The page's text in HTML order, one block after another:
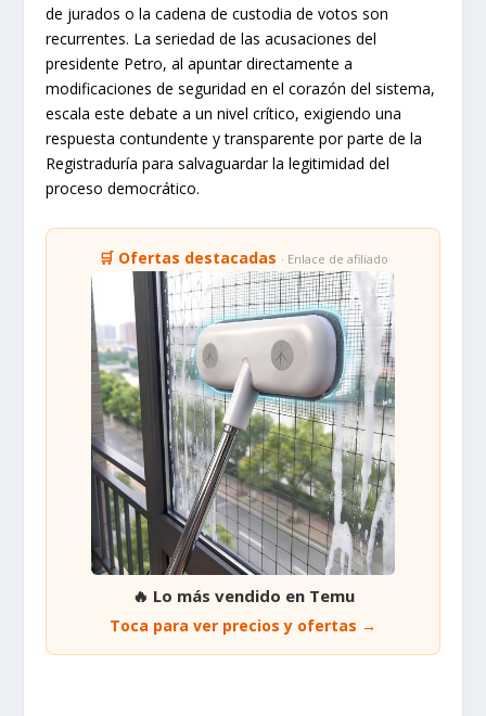
de jurados o la cadena de custodia de votos son
recurrentes. La seriedad de las acusaciones del
presidente Petro, al apuntar directamente a
modificaciones de seguridad en el corazón del sistema,
escala este debate a un nivel crítico, exigiendo una
respuesta contundente y transparente por parte de la
Registraduría para salvaguardar la legitimidad del
proceso democrático.
🛒 Ofertas destacadas · Enlace de afiliado
🔥 Lo más vendido en Temu
Toca para ver precios y ofertas →